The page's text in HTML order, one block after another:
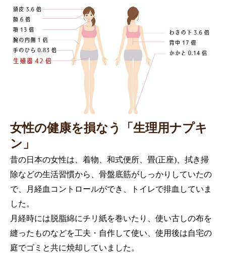
女性の健康を損なう「生理用ナプキ
ン」
昔の日本の女性は、着物、和式便所、畳(正座)、拭き掃
除などの生活習慣から、骨盤底筋がしっかりしていたの
で、月経血コントロールができ、トイレで排血していま
した。
月経時には脱脂綿にチリ紙を巻いたり、使い古しの布を
縫ったものなどを工夫・自作して使い、使用後は自宅の
庭でゴミと共に焼却していました。